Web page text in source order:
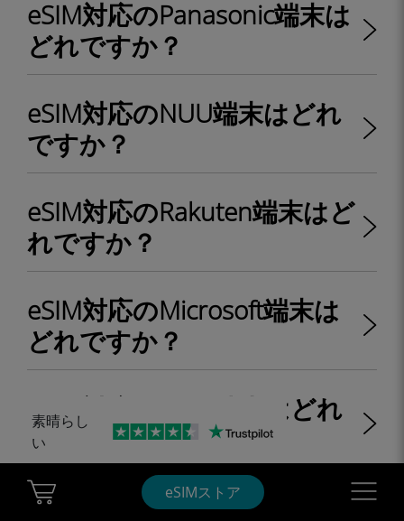
eSIMストア
eSIM対応のPanasonic端末は
どれですか？
eSIM対応のNUU端末はどれ
ですか？
eSIM対応のRakuten端末はど
れですか？
eSIM対応のMicrosoft端末は
どれですか？
eSIM対応のVAIO端末はどれ
ですか？
eSIM対応のDell端末はどれで
素晴らし
い